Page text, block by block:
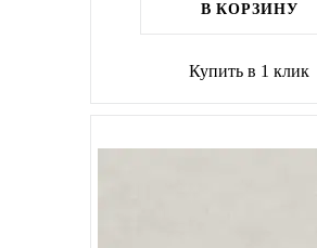
В КОРЗИНУ
Купить в 1 клик